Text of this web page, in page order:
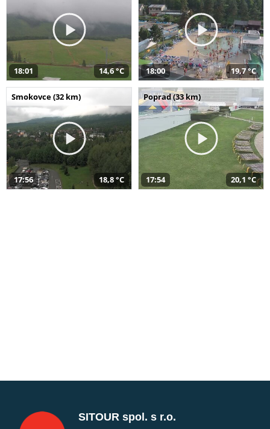
18:01 14,6 °C 18:00 19,7 °C
Smokovce (32 km)
17:56 18,8 °C
Poprad (33 km)
17:54 20,1 °C
SITOUR spol. s r.o.